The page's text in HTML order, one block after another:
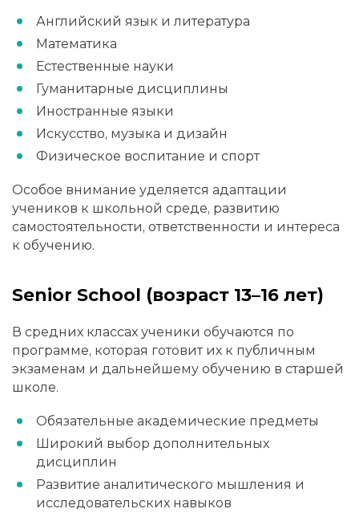
Английский язык и литература
Математика
Естественные науки
Гуманитарные дисциплины
Иностранные языки
Искусство, музыка и дизайн
Физическое воспитание и спорт
Особое внимание уделяется адаптации
учеников к школьной среде, развитию
самостоятельности, ответственности и интереса
к обучению.
Senior School (возраст 13–16 лет)
В средних классах ученики обучаются по
программе, которая готовит их к публичным
экзаменам и дальнейшему обучению в старшей
школе.
Обязательные академические предметы
Широкий выбор дополнительных
дисциплин
Развитие аналитического мышления и
исследовательских навыков